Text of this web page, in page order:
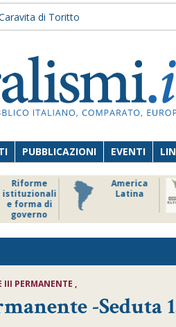
di Toritto
PUBBLICAZIONI EVENTI
di
America
Latina
III PERMANENTE ,
-Seduta